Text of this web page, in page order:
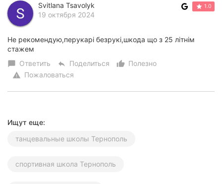
Svitlana Tsavolyk
19 октября 2024
1.0
Не рекомендую,перукарі безрукі,шкода що з 25 літнім
стажем
chat_bubble Ответить reply Поделиться thumb_up_alt
Полезно
warning Пожаловаться
Ищут еще:
танцевальные школы Тернополь
спортивная школа Тернополь